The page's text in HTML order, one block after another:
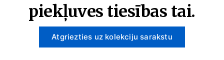
piekļuves tiesības tai.
Atgriezties uz kolekciju sarakstu